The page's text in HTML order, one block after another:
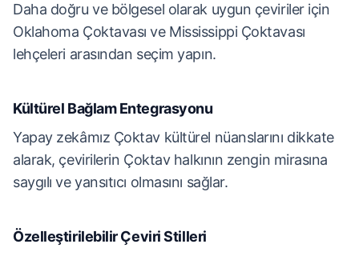
Daha doğru ve bölgesel olarak uygun çeviriler için
Oklahoma Çoktavası ve Mississippi Çoktavası
lehçeleri arasından seçim yapın.
Kültürel Bağlam Entegrasyonu
Yapay zekâmız Çoktav kültürel nüanslarını dikkate
alarak, çevirilerin Çoktav halkının zengin mirasına
saygılı ve yansıtıcı olmasını sağlar.
Özelleştirilebilir Çeviri Stilleri